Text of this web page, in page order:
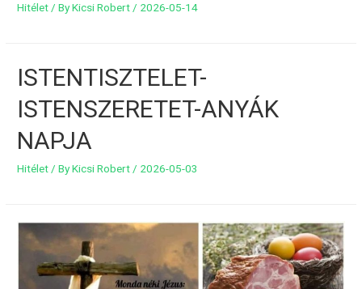
Hitélet / ByKicsi Robert / 2026-05-14
ISTENTISZTELET-
ISTENSZERETET-ANYÁK
NAPJA
Hitélet / ByKicsi Robert / 2026-05-03